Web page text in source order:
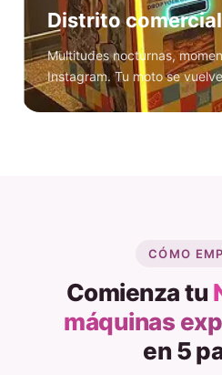
Distrito comercial
Multitudes nocturnas,
Instagram. Tu moto se
CÓMO
Comienza tu
máquinas
en 5